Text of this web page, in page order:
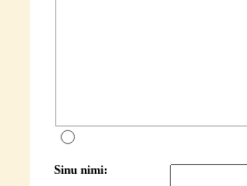
Sinu nimi: